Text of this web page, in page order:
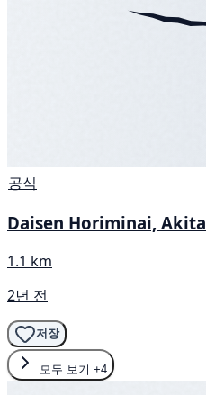
공식
Daisen Horiminai, Akita
1.1 km
2년 전
저장
모두 보기 +4